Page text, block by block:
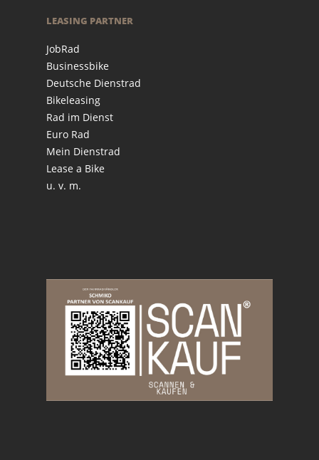
LEASING PARTNER
JobRad
Businessbike
Deutsche Dienstrad
Bikeleasing
Rad im Dienst
Euro Rad
Mein Dienstrad
Lease a Bike
u. v. m.